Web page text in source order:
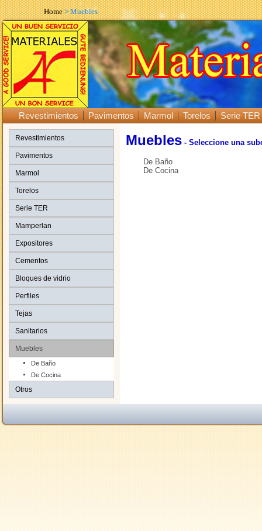
Home> Muebles
Revestimientos Pavimentos Marmol Torelos Serie TER
Revestimientos
Pavimentos
Marmol
Torelos
Serie TER
Mamperlan
Expositores
Cementos
Bloques de vidrio
Perfiles
Tejas
Sanitarios
Muebles
De Baño
De Cocina
Otros
Muebles - Seleccione una
De Baño
De Cocina